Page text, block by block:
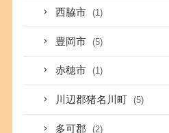
西脇市 (1)
豊岡市 (5)
赤穂市 (1)
川辺郡猪名川町 (5)
多可郡 (2)